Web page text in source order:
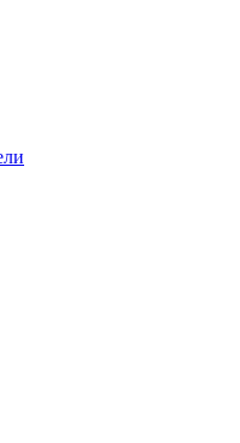
покрытий